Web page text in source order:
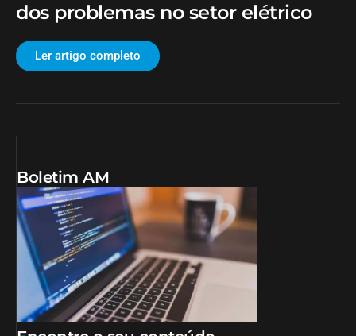
dos problemas no setor elétrico
Ler artigo completo
Boletim AM